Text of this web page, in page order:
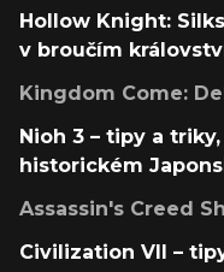
Hollow Knight:
v broučím
Kingdom Come:
Nioh 3 – tipy a
historickém
Assassin's Creed
Civilization VII –